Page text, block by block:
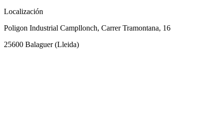
Localización
Poligon Industrial Campllonch, Carrer Tramontana, 16
25600 Balaguer(Lleida)